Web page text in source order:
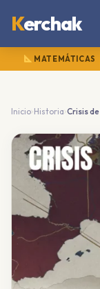
Kerchak
MATEMÁTICAS
Inicio›Historia ›Crisis